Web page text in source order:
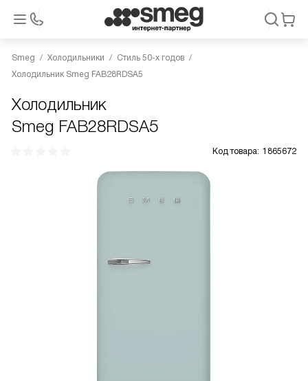
Smeg Холодильники
Стиль 50-х годов
Холодильник Smeg FAB28RDSA5
Холодильник
Smeg FAB28RDSA5
Код товара: 1865672